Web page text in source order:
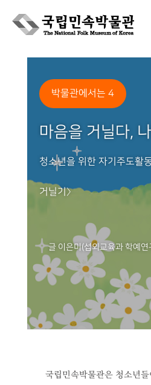
Skip
content
박물관에서는 4
마음을 거닐다,
청소년을 위한 자기주도활
거닐기〉
글 이은미(섭외교육과 학예연
국립민속박물관은 청소년